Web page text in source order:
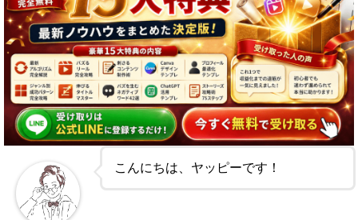
こんにちは、ヤッピーです！